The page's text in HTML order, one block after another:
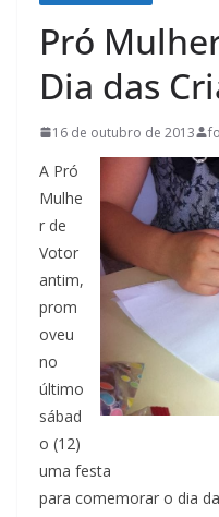
Pró
Dia das
16 de outubro de 2013
A Pró
Mulhe
r de
Votor
antim,
prom
oveu
no
último
sábad
o (12)
uma festa
para comemorar o dia